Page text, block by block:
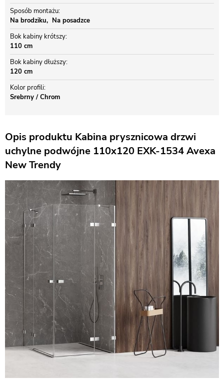
Sposób montażu
Na brodziku
Na posadzce
Bok kabiny krótszy
110 cm
Bok kabiny dłuższy
120 cm
Kolor profili
Srebrny / Chrom
Opis produktu Kabina prysznicowa drzwi
uchylne podwójne 110x120 EXK-1534 Avexa
New Trendy